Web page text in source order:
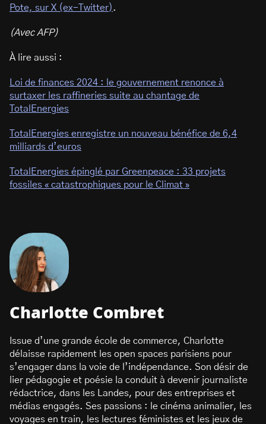
Pote, sur X (ex-Twitter).
(Avec AFP)
À lire aussi :
Loi de finances 2024 : le gouvernement renonce à
surtaxer les raffineries suite au chantage de
TotalEnergies
TotalEnergies enregistre un nouveau bénéfice de 6,4
milliards d’euros
TotalEnergies épinglé par Greenpeace : 33 projets
fossiles « catastrophiques pour le Climat »
Charlotte Combret
Issue d’une grande école de commerce, Charlotte
délaisse rapidement les open spaces parisiens pour
s’engager dans la voie de l’indépendance. Son désir de
lier pédagogie et poésie la conduit à devenir journaliste
rédactrice, dans les Landes, pour des entreprises et
médias engagés. Ses passions : le cinéma animalier, les
voyages en train, les lectures féministes et les jeux de